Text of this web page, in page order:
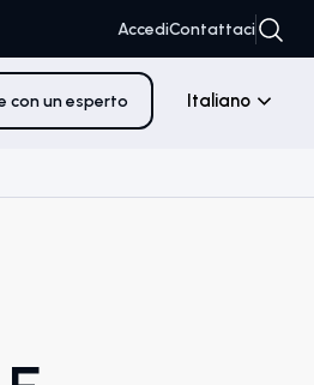
AccediContattaci
con un esperto Italiano